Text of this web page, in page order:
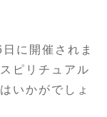
に開催されま
ピリチュアル
いかがでしょ